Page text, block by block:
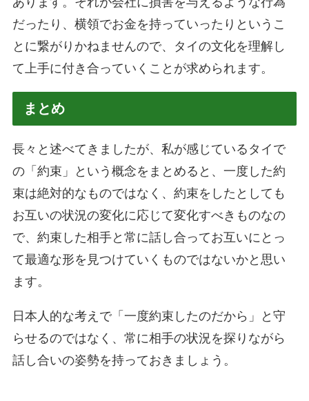
だったり、横領でお金を持っていったりというこ
とに繋がりかねませんので、タイの文化を理解し
て上手に付き合っていくことが求められます。
まとめ
長々と述べてきましたが、私が感じているタイで
の「約束」という概念をまとめると、一度した約
束は絶対的なものではなく、約束をしたとしても
お互いの状況の変化に応じて変化すべきものなの
で、約束した相手と常に話し合ってお互いにとっ
て最適な形を見つけていくものではないかと思い
ます。
日本人的な考えで「一度約束したのだから」と守
らせるのではなく、常に相手の状況を探りながら
話し合いの姿勢を持っておきましょう。